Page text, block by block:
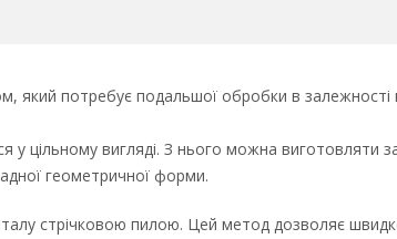
потребує подальшої обробки в залежності
у цільному вигляді. З нього можна виготовляти
геометричної форми.
стрічковою пилою. Цей метод дозволяє